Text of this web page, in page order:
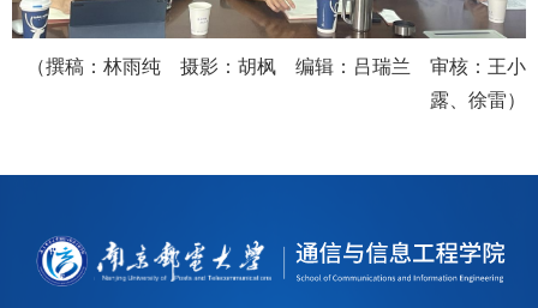
（撰稿：林雨纯 摄影：胡枫 编辑：吕瑞兰 审核：王小
露、徐雷）